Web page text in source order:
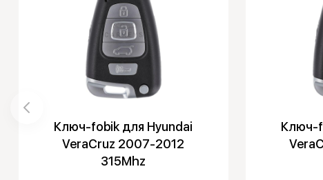
Ключ-fobik для Hyundai
VeraCruz 2007-2012
315Mhz
Ключ-